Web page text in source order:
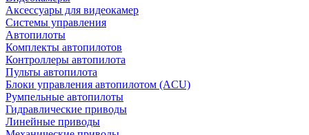
Аксессуары для видеокамер
Системы управления
Автопилоты
Комплекты автопилотов
Контроллеры автопилота
Пульты автопилота
Блоки управления автопилотом (ACU)
Румпельные автопилоты
Гидравлические приводы
Линейные приводы